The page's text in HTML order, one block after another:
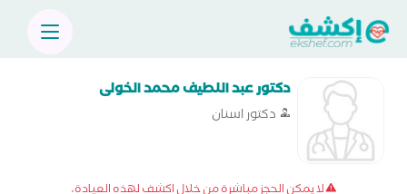
دكتور عبد اللطيف محمد الخولى
دكتور اسنان